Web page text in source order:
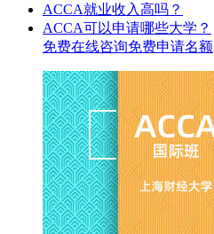
ACCA就业收入高吗？
ACCA可以申请哪些大学？
免费在线咨询免费申请名额